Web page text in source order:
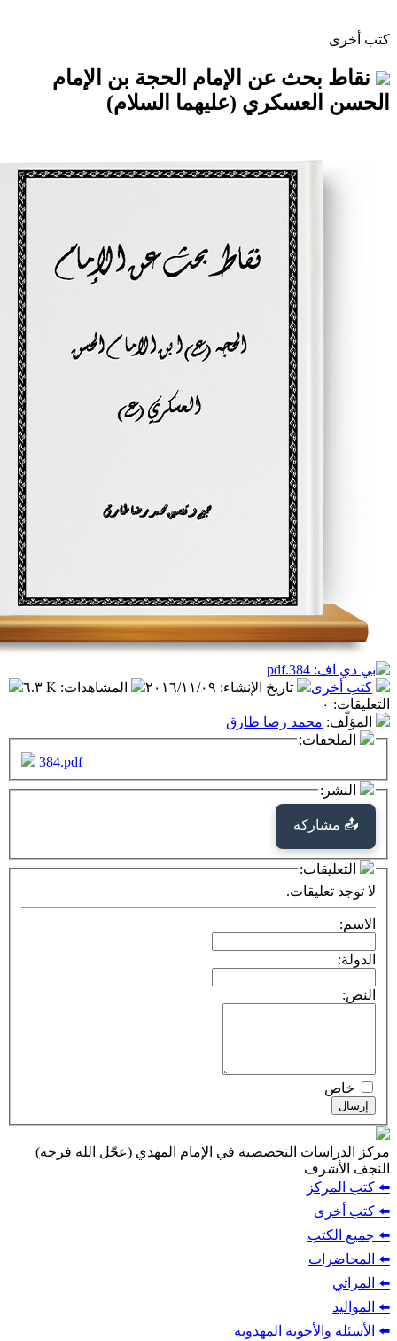
عن الإمام الحجة بن الإمام
(عليهما السلام)
تاريخ الإنشاء:٢٠١٦/١١/٠٩ المشاهدات:٦.٣ K
رضا طارق
التخصصية في الإمام المهدي (عجّل الله فرجه)
المهدوية